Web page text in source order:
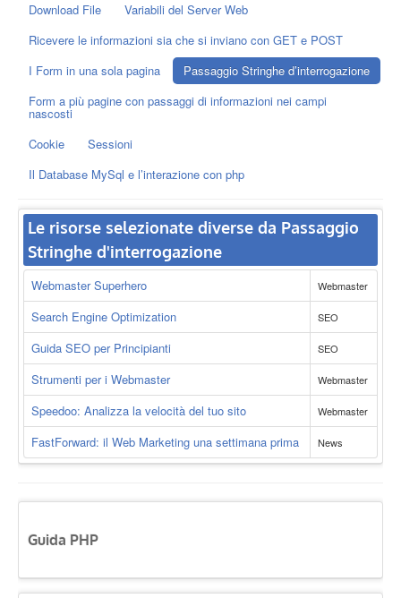
Download File
Variabili del Server Web
Ricevere le informazioni sia che si inviano con GET e POST
I Form in una sola pagina
Passaggio Stringhe d’interrogazione
Form a più pagine con passaggi di informazioni nei campi
nascosti
Cookie
Sessioni
Il Database MySql e l’interazione con php
Le risorse selezionate diverse da Passaggio
Stringhe d'interrogazione
Webmaster Superhero Webmaster
Search Engine Optimization SEO
Guida SEO per Principianti SEO
Strumenti per i Webmaster Webmaster
Speedoo: Analizza la velocità del tuo sito Webmaster
FastForward: il Web Marketing una settimana prima News
Guida PHP